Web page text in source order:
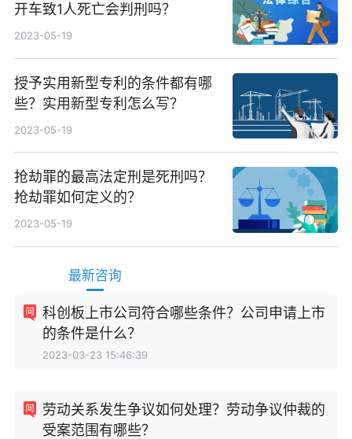
开车致1人死亡会判刑吗？
2023-05-19
授予实用新型专利的条件都有哪
些？实用新型专利怎么写？
2023-05-19
抢劫罪的最高法定刑是死刑吗？
抢劫罪如何定义的？
2023-05-19
最新咨询
科创板上市公司符合哪些条件？公司申请上市
的条件是什么？
2023-03-23 15:46:39
劳动关系发生争议如何处理？劳动争议仲裁的
受案范围有哪些？